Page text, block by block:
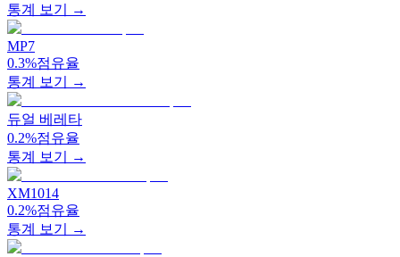
통계 보기 →
MP7
0.3%점유율
통계 보기 →
듀얼 베레타
0.2%점유율
통계 보기 →
XM1014
0.2%점유율
통계 보기 →